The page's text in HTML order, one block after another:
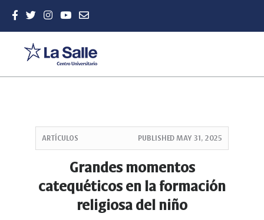
Main
ARTÍCULOS PUBLISHED MAY 31, 2025
Grandes momentos
catequéticos en la formación
religiosa del niño